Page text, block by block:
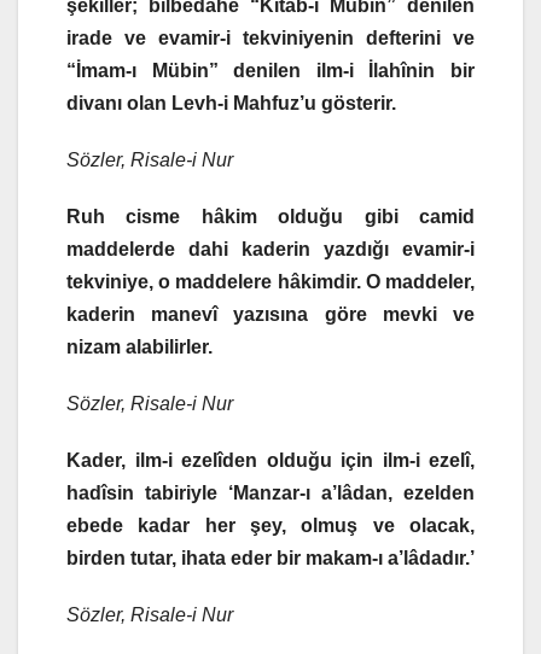
şekiller; bilbedahe “Kitab-ı Mübin” denilen
irade ve evamir-i tekviniyenin defterini ve
“İmam-ı Mübin” denilen ilm-i İlahînin bir
divanı olan Levh-i Mahfuz’u gösterir.
Sözler, Risale-i Nur
Ruh cisme hâkim olduğu gibi camid
maddelerde dahi kaderin yazdığı evamir-i
tekviniye, o maddelere hâkimdir. O maddeler,
kaderin manevî yazısına göre mevki ve
nizam alabilirler.
Sözler, Risale-i Nur
Kader, ilm-i ezelîden olduğu için ilm-i ezelî,
hadîsin tabiriyle ‘Manzar-ı a’lâdan, ezelden
ebede kadar her şey, olmuş ve olacak,
birden tutar, ihata eder bir makam-ı a’lâdadır.’
Sözler, Risale-i Nur